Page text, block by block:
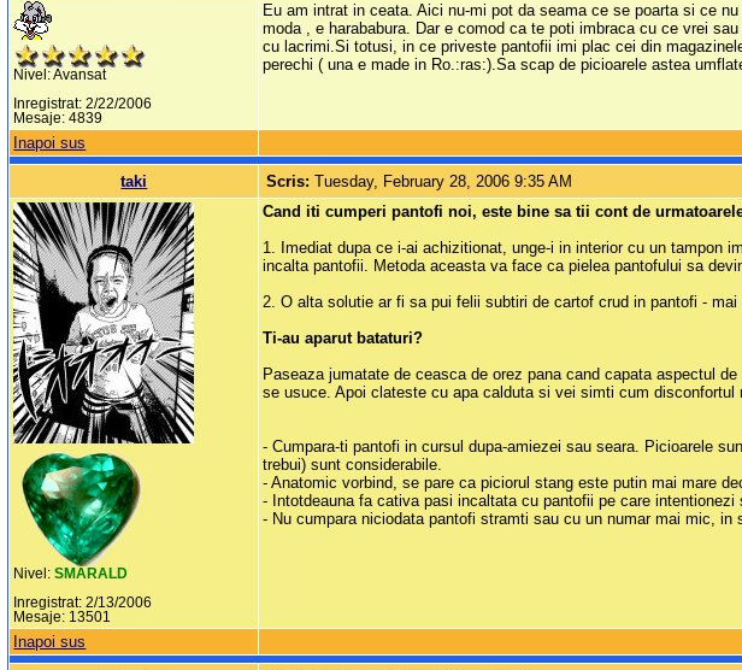
Nivel: Avansat
Inregistrat: 2/22/2006
Mesaje: 4839
Eu am intrat in ceata. Aici nu-mi pot da seama ce se poarta si ce
moda , e harababura. Dar e comod ca te poti imbraca cu ce vrei
cu lacrimi.Si totusi, in ce priveste pantofii imi plac cei din
perechi ( una e made in Ro.:ras:).Sa scap de picioarele astea
Inapoi sus
taki Scris:Tuesday, February 28, 2006 9:35 AM
Nivel:SMARALD
Inregistrat: 2/13/2006
Mesaje: 13501
Cand iti cumperi pantofi noi, este bine sa tii cont de
1. Imediat dupa ce i-ai achizitionat, unge-i in interior cu un tampon
incalta pantofii. Metoda aceasta va face ca pielea pantofului sa
2. O alta solutie ar fi sa pui felii subtiri de cartof crud in pantofi -
Ti-au aparut bataturi?
Paseaza jumatate de ceasca de orez pana cand capata aspectul
se usuce. Apoi clateste cu apa calduta si vei simti cum
- Cumpara-ti pantofi in cursul dupa-amiezei sau seara. Picioarele
trebui) sunt considerabile.
- Anatomic vorbind, se pare ca piciorul stang este putin mai mare
- Intotdeauna fa cativa pasi incaltata cu pantofii pe care intentionezi
- Nu cumpara niciodata pantofi stramti sau cu un numar mai mic, in
Inapoi sus